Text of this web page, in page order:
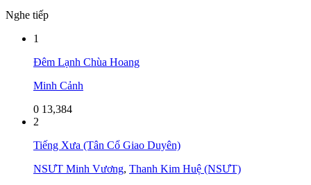
Nghe tiếp
1
Đêm Lạnh Chùa Hoang
Minh Cảnh
0 13,384
2
Tiếng Xưa (Tân Cổ Giao Duyên)
NSƯT Minh Vương, Thanh Kim Huệ (NSƯT)